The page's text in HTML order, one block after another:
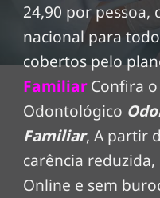
24,90 por
nacional para
cobertos pelo
FamiliarConfira
Odontológico
Familiar, A partir
carência
Online e sem